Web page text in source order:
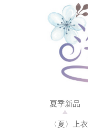
夏季新品
〈夏〉上衣